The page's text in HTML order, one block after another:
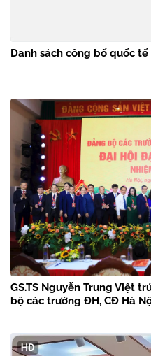
Danh sách công bố quốc tế
GS.TS Nguyễn Trung Việt
bộ các trường ĐH, CĐ Hà